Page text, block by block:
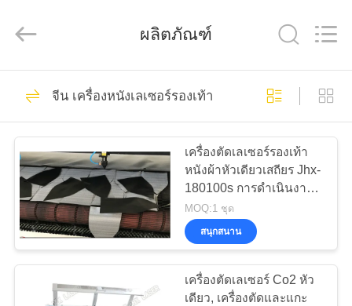
บ้าน
สินค้า
เกี่ยว
กับ
Photoelectric
Co.,Ltd.
Reserved.
เครื่องเลเซอร์ Co2
25
ผลิตภัณฑ์
จีน เครื่องหนังเลเซอร์รองเท้า
เครื่องตัดเลเซอร์รองเท้า
หนังผ้าหัวเดียวเสถียร Jhx-
180100s การดำเนินงานที่
มั่นคง
MOQ:1 ชุด
สนุกสนาน
เครื่องตัดเลเซอร์ Co2 หัว
เดียว, เครื่องตัดและแกะ